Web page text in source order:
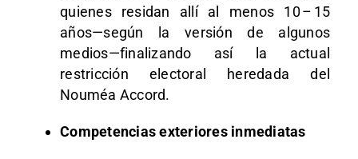
quienes residan allí al menos 10 – 15
años—según la versión de algunos
medios—finalizando así la actual
restricción electoral heredada del
Nouméa Accord.
Competencias exteriores inmediatas